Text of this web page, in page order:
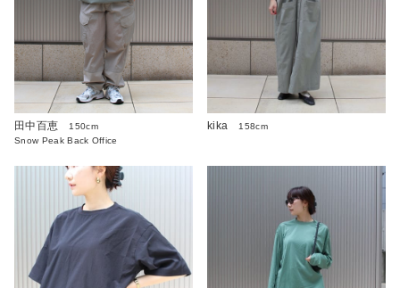
田中百恵
150cm
Snow Peak Back Office
kika 158cm